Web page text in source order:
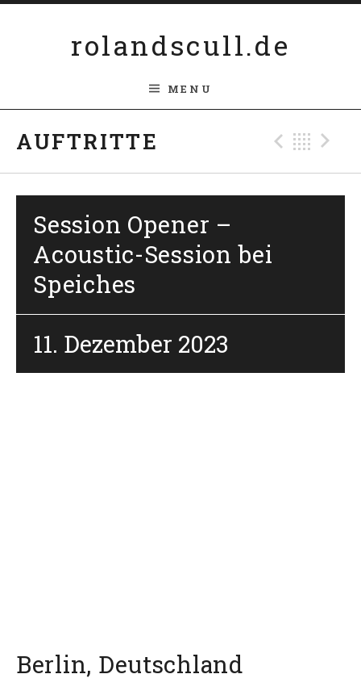
rolandscull.de
MENU
AUFTRITTE
Session Opener –
Acoustic-Session bei
Speiches
11. Dezember 2023
Berlin, Deutschland